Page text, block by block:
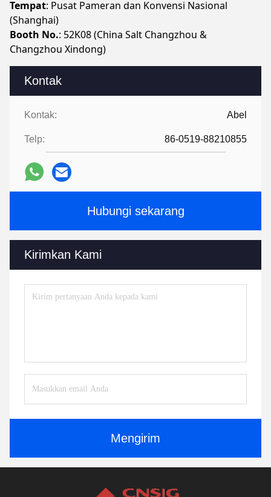
Kontak
Kontak: Abel
Telp: 86-0519-88210855
Hubungi sekarang
Kirimkan Kami
Mengirim
Tempat: Pusat Pameran dan Konvensi Nasional
(Shanghai)
Booth No.: 52K08 (China Salt Changzhou &
Changzhou Xindong)